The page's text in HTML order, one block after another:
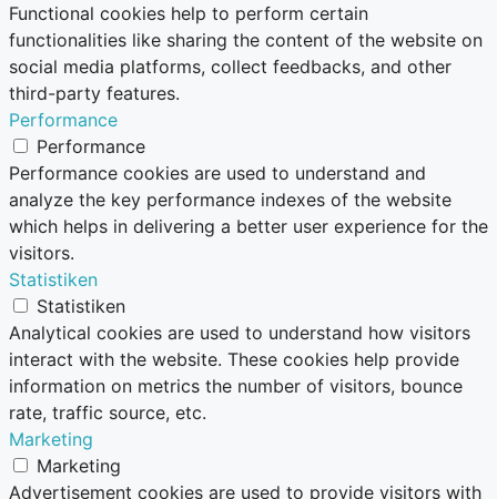
Functional cookies help to perform certain
functionalities like sharing the content of the website on
social media platforms, collect feedbacks, and other
third-party features.
Performance
Performance
Performance cookies are used to understand and
analyze the key performance indexes of the website
which helps in delivering a better user experience for the
visitors.
Statistiken
Statistiken
Analytical cookies are used to understand how visitors
interact with the website. These cookies help provide
information on metrics the number of visitors, bounce
rate, traffic source, etc.
Marketing
Marketing
Advertisement cookies are used to provide visitors with